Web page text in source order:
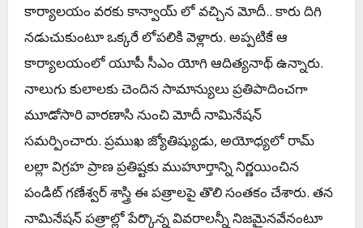
కార్యాలయం వరకు కాన్వాయ్ లో వచ్చిన మోదీ.. కారు దిగి
నడుచుకుంటూ ఒక్కరే లోపలికి వెళ్లారు. అప్పటికే ఆ
కార్యాలయంలో యూపీ సీఎం యోగి ఆదిత్యనాథ్ ఉన్నారు.
నాలుగు కులాలకు చెందిన సామాన్యులు ప్రతిపాదించ‌గా
మూడోసారి వార‌ణాసి నుంచి మోదీ నామినేష‌న్
స‌మ‌ర్పించారు. ప్రముఖ జ్యోతిష్యుడు, అయోధ్యలో రామ్
లల్లా విగ్రహ ప్రాణ ప్రతిష్టకు ముహూర్తాన్ని నిర్ణయించిన
పండిట్ గణేశ్వర్ శాస్త్రి ఈ పత్రాలపై తొలి సంతకం చేశారు. తన
నామినేషన్ పత్రాల్లో పేర్కొన్న వివరాలన్నీ నిజమైనవేనంటూ